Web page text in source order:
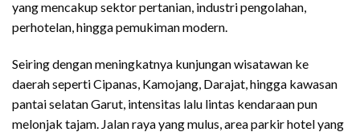
yang mencakup sektor pertanian, industri pengolahan,
perhotelan, hingga pemukiman modern.
Seiring dengan meningkatnya kunjungan wisatawan ke
daerah seperti Cipanas, Kamojang, Darajat, hingga kawasan
pantai selatan Garut, intensitas lalu lintas kendaraan pun
melonjak tajam. Jalan raya yang mulus, area parkir hotel yang